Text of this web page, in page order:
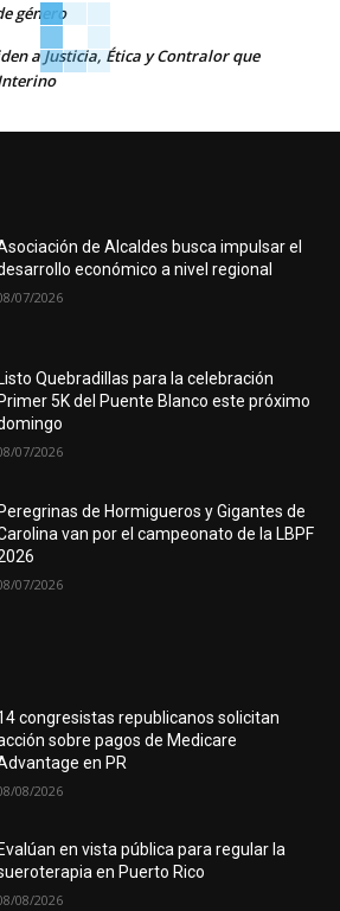
género
a Justicia, Ética y Contralor que
de Alcaldes busca impulsar el
económico a nivel regional
07/2026
Listo Quebradillas para la celebración
Primer 5K del Puente Blanco este próximo
07/2026
Peregrinas de Hormigueros y Gigantes de
van por el campeonato de la LBPF
07/2026
congresistas republicanos solicitan
sobre pagos de Medicare
en PR
08/2026
Evalúan en vista pública para regular la
en Puerto Rico
08/2026